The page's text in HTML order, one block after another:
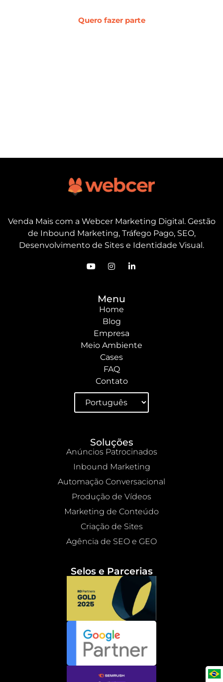
Quero fazer parte
Venda Mais com a Webcer Marketing Digital. Gestão
de Inbound Marketing, Tráfego Pago, SEO,
Desenvolvimento de Sites e Identidade Visual.
Menu
Home
Blog
Empresa
Meio Ambiente
Cases
FAQ
Contato
Soluções
Anúncios Patrocinados
Inbound Marketing
Automação Conversacional
Produção de Vídeos
Marketing de Conteúdo
Criação de Sites
Agência de SEO e GEO
Selos e Parcerias